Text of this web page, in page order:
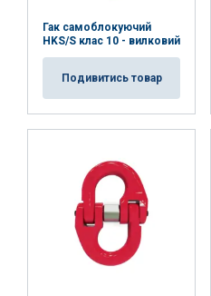
Гак самоблокуючий
HKS/S клас 10 - вилковий
Подивитись товар
Ta strona
Używamy plików cookie
Udostępniamy również
korzystasz z naszej
reklamowym i
je z innymi informacjami,
lub które zebrali w
Ciebie z ich usług.